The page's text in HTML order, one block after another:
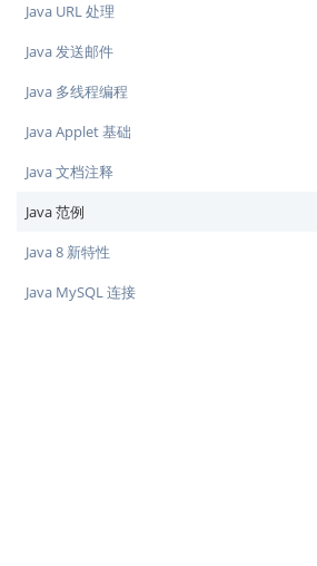
Java URL 处理
Java 发送邮件
Java 多线程编程
Java Applet 基础
Java 文档注释
Java 范例
Java 8 新特性
Java MySQL 连接